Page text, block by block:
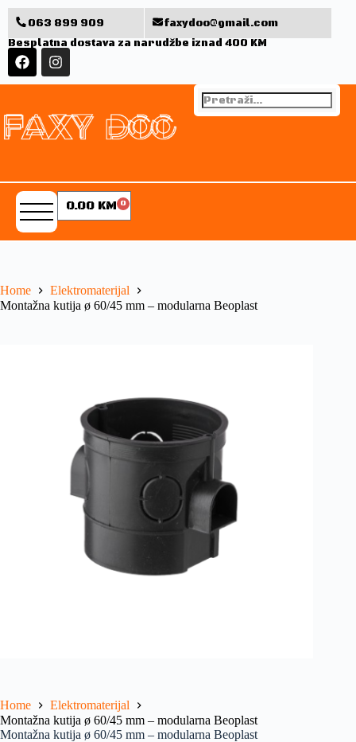
063 899 909
faxydoo@gmail.com
Besplatna dostava za narudžbe iznad 400 KM
0.00 KM 0
Home
Elektromaterijal
Montažna kutija ø 60/45 mm – modularna Beoplast
Home
Elektromaterijal
Montažna kutija ø 60/45 mm – modularna Beoplast
Montažna kutija ø 60/45 mm – modularna Beoplast